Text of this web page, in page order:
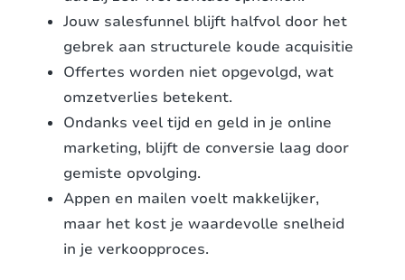
Jouw salesfunnel blijft halfvol door het
gebrek aan structurele koude acquisitie
Offertes worden niet opgevolgd, wat
omzetverlies betekent.
Ondanks veel tijd en geld in je online
marketing, blijft de conversie laag door
gemiste opvolging.
Appen en mailen voelt makkelijker,
maar het kost je waardevolle snelheid
in je verkoopproces.